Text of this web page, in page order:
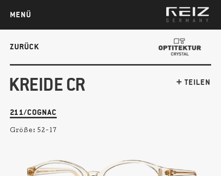
MENÜ
ZURÜCK
KREIDE CR TEILEN
211/COGNAC
Größe: 52-17